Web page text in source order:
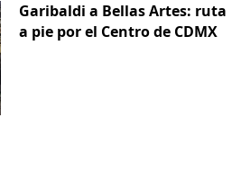
Garibaldi a Bellas Artes: ruta
a pie por el Centro de CDMX